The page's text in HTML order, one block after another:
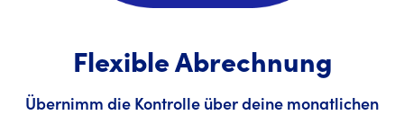
Flexible Abrechnung
Übernimm die Kontrolle über deine monatlichen